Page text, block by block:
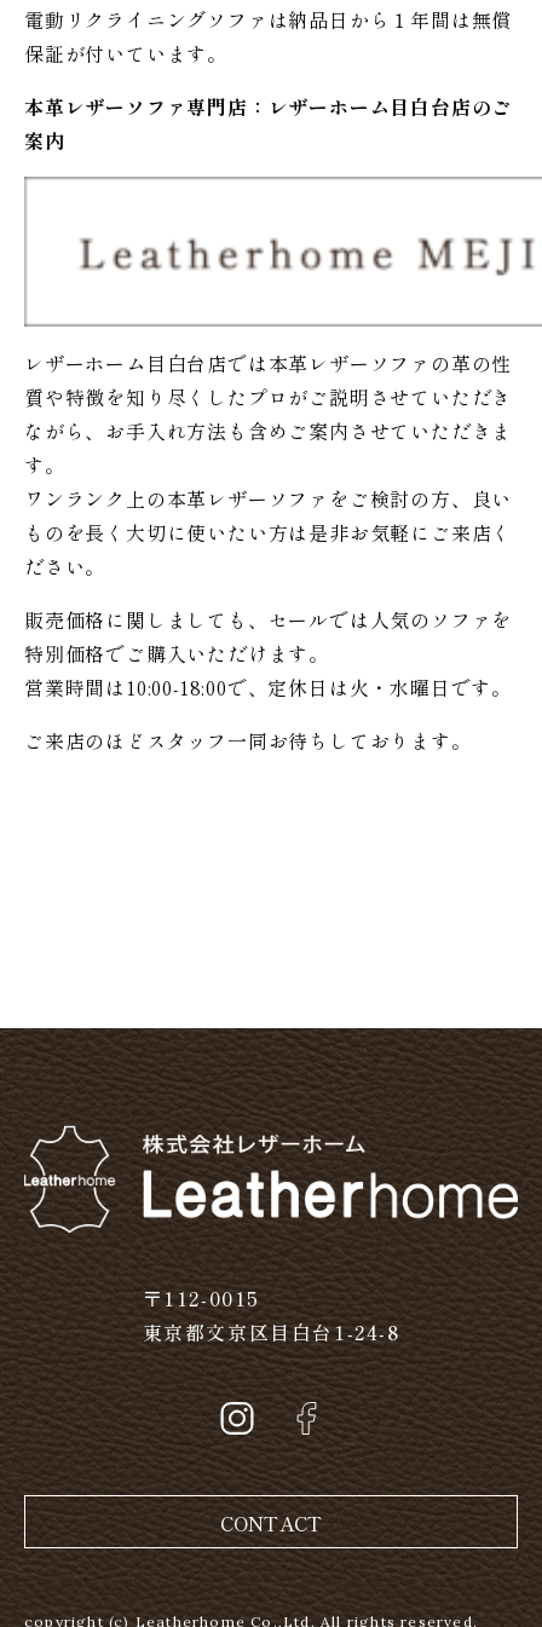
電動リクライニングソファは納品日から１年間は無償
保証が付いています。
本革レザーソファ専門店：レザーホーム 目白台店のご
案内
レザーホーム目白台店では本革レザーソファの革の性
質や特徴を知り尽くしたプロがご説明させていただき
ながら、お手入れ方法も含めご案内させていただきま
す。
ワンランク上の本革レザーソファをご検討の方、良い
ものを長く大切に使いたい方は是非お気軽にご来店く
ださい。
販売価格に関しましても、セールでは人気のソファを
特別価格でご購入いただけます。
営業時間は10:00-18:00で、定休日は火・水曜日です。
ご来店のほどスタッフ一同お待ちしております。
〒112-0015
東京都文京区目白台1-24-8
CONTACT
copyright (c) Leatherhome Co.,Ltd. All rights reserved.